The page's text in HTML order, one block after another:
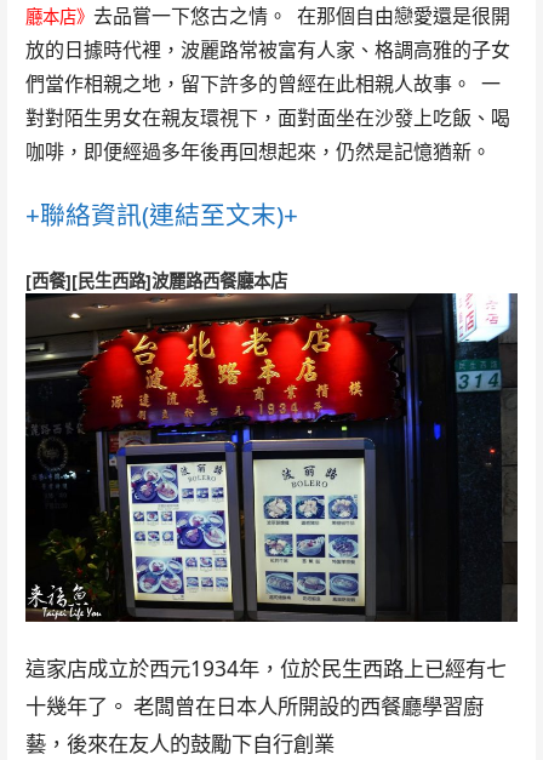
廳本店》 去品嘗一下悠古之情。 在那個自由戀愛還是很開
放的日據時代裡，波麗路常被富有人家、格調高雅的子女
們當作相親之地，留下許多的曾經在此相親人故事。 一
對對陌生男女在親友環視下，面對面坐在沙發上吃飯、喝
咖啡，即便經過多年後再回想起來，仍然是記憶猶新。
+聯絡資訊(連結至文末)+
[西餐][民生西路]波麗路西餐廳本店
這家店成立於西元1934年，位於民生西路上已經有七
十幾年了。 老闆曾在日本人所開設的西餐廳學習廚
藝，後來在友人的鼓勵下自行創業